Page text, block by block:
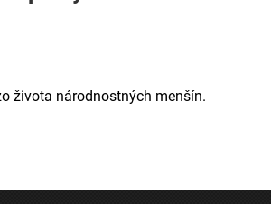
života národnostných menšín.